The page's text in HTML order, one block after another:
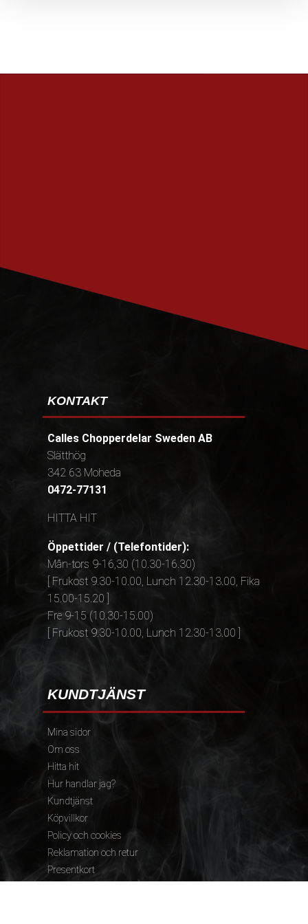
KONTAKT
Calles Chopperdelar Sweden AB
Slätthög
342 63 Moheda
0472-77131
HITTA HIT
Öppettider / (Telefontider):
Mån-tors 9-16,30 (10.30-16.30)
[ Frukost 9.30-10.00, Lunch 12.30-13.00, Fika
15.00-15.20 ]
Fre 9-15 (10.30-15.00)
[ Frukost 9.30-10.00, Lunch 12.30-13.00 ]
KUNDTJÄNST
Mina sidor
Om oss
Hitta hit
Hur handlar jag?
Kundtjänst
Köpvillkor
Policy och cookies
Reklamation och retur
Presentkort